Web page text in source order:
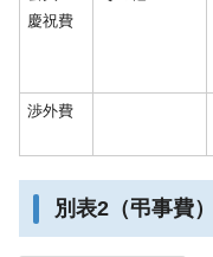
慶祝費
渉外費
別表2（弔事費）